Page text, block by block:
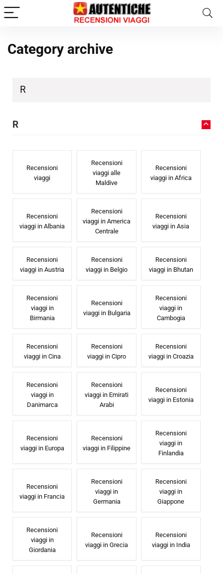
Category archive
R
R
Recensioni
viaggi
Recensioni
viaggi alle
Maldive
Recensioni
viaggi in Africa
Recensioni
viaggi in Albania
Recensioni
viaggi in America
Centrale
Recensioni
viaggi in Asia
Recensioni
viaggi in Austria
Recensioni
viaggi in Belgio
Recensioni
viaggi in Bhutan
Recensioni
viaggi in
Birmania
Recensioni
viaggi in Bulgaria
Recensioni
viaggi in
Cambogia
Recensioni
viaggi in Cina
Recensioni
viaggi in Cipro
Recensioni
viaggi in Croazia
Recensioni
viaggi in
Danimarca
Recensioni
viaggi in Emirati
Arabi
Recensioni
viaggi in Estonia
Recensioni
viaggi in Europa
Recensioni
viaggi in Filippine
Recensioni
viaggi in
Finlandia
Recensioni
viaggi in Francia
Recensioni
viaggi in
Germania
Recensioni
viaggi in
Giappone
Recensioni
viaggi in
Giordania
Recensioni
viaggi in Grecia
Recensioni
viaggi in India